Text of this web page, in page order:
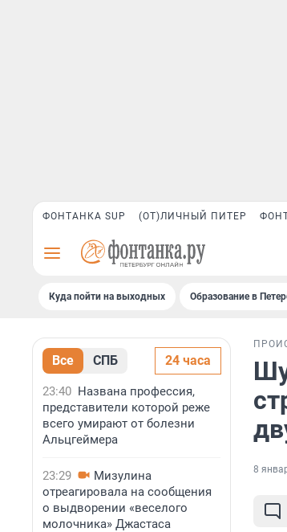
ФОНТАНКА SUP (ОТ)ЛИЧНЫЙ ПИТЕР
Куда пойти на выходных Образование в
Все СПБ 24 часа
23:40 Названа профессия,
представители которой реже
всего умирают от болезни
Альцгеймера
23:29
Мизулина
отреагировала на сообщения
о выдворении «веселого
молочника» Джастаса
8